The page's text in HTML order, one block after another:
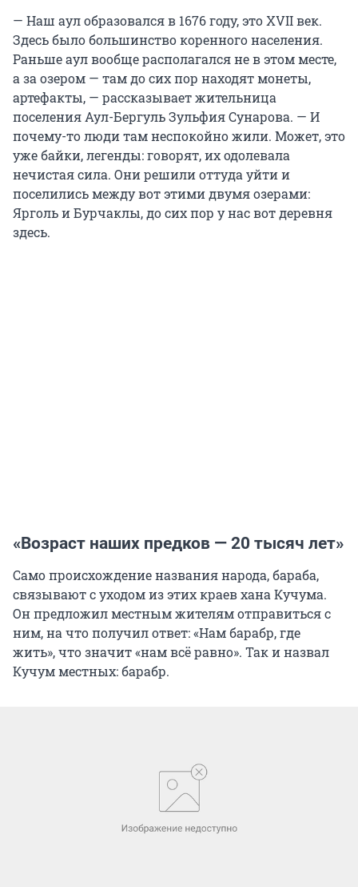
— Наш аул образовался в 1676 году, это XVII век.
Здесь было большинство коренного населения.
Раньше аул вообще располагался не в этом месте,
а за озером — там до сих пор находят монеты,
артефакты, — рассказывает жительница
поселения Аул-Бергуль Зульфия Сунарова. — И
почему-то люди там неспокойно жили. Может, это
уже байки, легенды: говорят, их одолевала
нечистая сила. Они решили оттуда уйти и
поселились между вот этими двумя озерами:
Ярголь и Бурчаклы, до сих пор у нас вот деревня
здесь.
«Возраст наших предков — 20 тысяч лет»
Само происхождение названия народа, бараба,
связывают с уходом из этих краев хана Кучума.
Он предложил местным жителям отправиться с
ним, на что получил ответ: «Нам барабр, где
жить», что значит «нам всё равно». Так и назвал
Кучум местных: барабр.